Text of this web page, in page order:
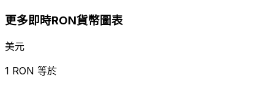
更多即時RON貨幣圖表
美元
1 RON 等於